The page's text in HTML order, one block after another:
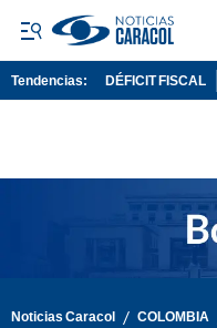
Tendencias: DÉFICIT FISCAL
Noticias Caracol / COLOMBIA